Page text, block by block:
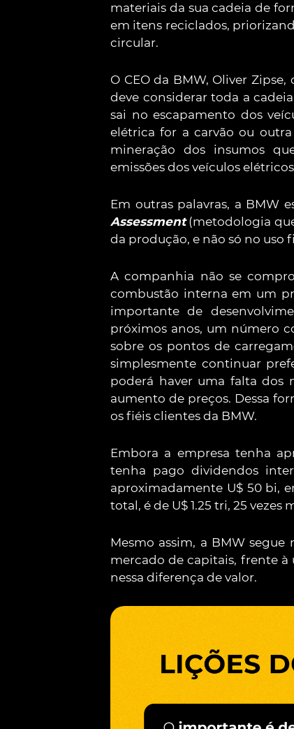
materiais da sua cadeia de
em itens reciclados,
circular.
O CEO da BMW, Oliver
deve considerar toda a
sai no escapamento dos
elétrica for a carvão ou
mineração dos insumos
emissões dos veículos
Em outras palavras, a BMW
Assessment(metodologia
da produção, e não só no uso
A companhia não se
combustão interna em um
importante de
próximos anos, um número
sobre os pontos de
simplesmente continuar
poderá haver uma falta dos
aumento de preços. Dessa
os fiéis clientes da BMW.
Embora a empresa tenha
tenha pago dividendos
aproximadamente U$ 50 bi,
total, é de U$ 1.25 tri, 25 vezes
Mesmo assim, a BMW
mercado de capitais, frente à
nessa diferença de valor.